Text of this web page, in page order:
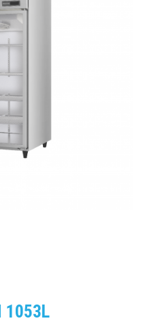
1053L